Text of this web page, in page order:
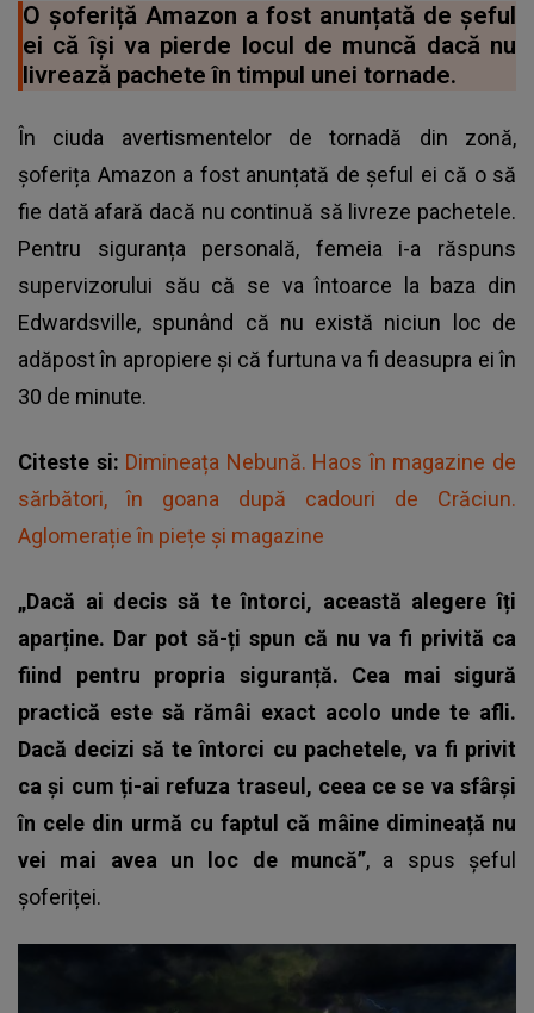
O șoferiță Amazon a fost anunțată de șeful
ei că își va pierde locul de muncă dacă nu
livrează pachete în timpul unei tornade.
În ciuda avertismentelor de tornadă din zonă,
șoferița Amazon a fost anunțată de șeful ei că o să
fie dată afară dacă nu continuă să livreze pachetele.
Pentru siguranța personală, femeia i-a răspuns
supervizorului său că se va întoarce la baza din
Edwardsville, spunând că nu există niciun loc de
adăpost în apropiere și că furtuna va fi deasupra ei în
30 de minute.
Citeste si: Dimineața Nebună. Haos în magazine de
sărbători, în goana după cadouri de Crăciun.
Aglomerație în piețe și magazine
„Dacă ai decis să te întorci, această alegere îți
aparține. Dar pot să-ți spun că nu va fi privită ca
fiind pentru propria siguranță. Cea mai sigură
practică este să rămâi exact acolo unde te afli.
Dacă decizi să te întorci cu pachetele, va fi privit
ca și cum ți-ai refuza traseul, ceea ce se va sfârși
în cele din urmă cu faptul că mâine dimineață nu
vei mai avea un loc de muncă”, a spus șeful
șoferiței.